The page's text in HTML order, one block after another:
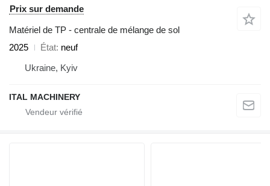
Prix sur demande
Matériel de TP - centrale de mélange de sol
2025
État neuf
Ukraine, Kyiv
ITAL MACHINERY